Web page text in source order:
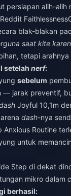
persiapan alih-alih
blak-blakan
saat kite
tetapi arahnya
setelah nerf:
sebelum
— jarak preventif,
Joyful 10,1m
dash-nya
Anxious Routine
untuk
Step di dekat
mikro dalam
berhasil: